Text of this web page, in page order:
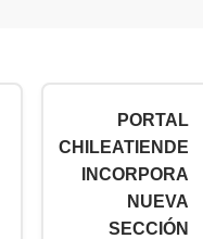
PORTAL
CHILEATIENDE
INCORPORA
NUEVA
SECCIÓN